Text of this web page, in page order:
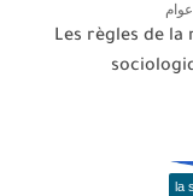
Les règles de la
la